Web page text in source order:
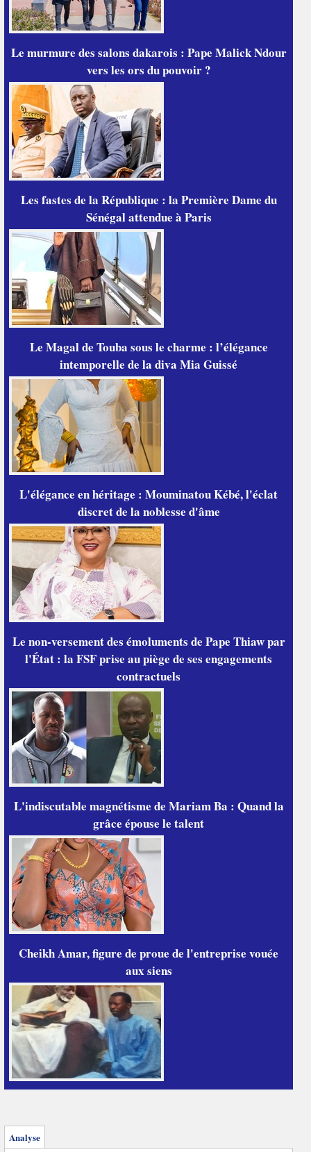
Le murmure des salons dakarois : Pape Malick Ndour
vers les ors du pouvoir ?
Les fastes de la République : la Première Dame du
Sénégal attendue à Paris
Le Magal de Touba sous le charme : l’élégance
intemporelle de la diva Mia Guissé
L'élégance en héritage : Mouminatou Kébé, l'éclat
discret de la noblesse d'âme
Le non-versement des émoluments de Pape Thiaw par
l'État : la FSF prise au piège de ses engagements
contractuels
L'indiscutable magnétisme de Mariam Ba : Quand la
grâce épouse le talent
Cheikh Amar, figure de proue de l'entreprise vouée
aux siens
Analyse